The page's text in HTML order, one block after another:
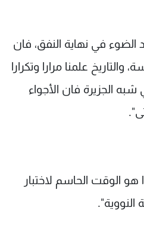
في نهاية النفق، فان
والتاريخ علمنا مرارا وتكرارا
الجزيرة فان الأجواء
هو الوقت الحاسم لاختبار